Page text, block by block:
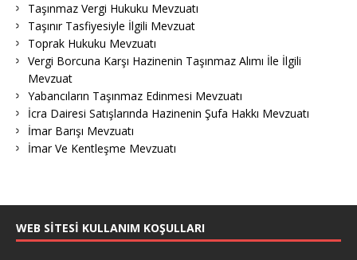
Taşınmaz Vergi Hukuku Mevzuatı
Taşınır Tasfiyesiyle İlgili Mevzuat
Toprak Hukuku Mevzuatı
Vergi Borcuna Karşı Hazinenin Taşınmaz Alımı İle İlgili
Mevzuat
Yabancıların Taşınmaz Edinmesi Mevzuatı
İcra Dairesi Satışlarında Hazinenin Şufa Hakkı Mevzuatı
İmar Barışı Mevzuatı
İmar Ve Kentleşme Mevzuatı
WEB SITESI KULLANIM KOŞULLARI